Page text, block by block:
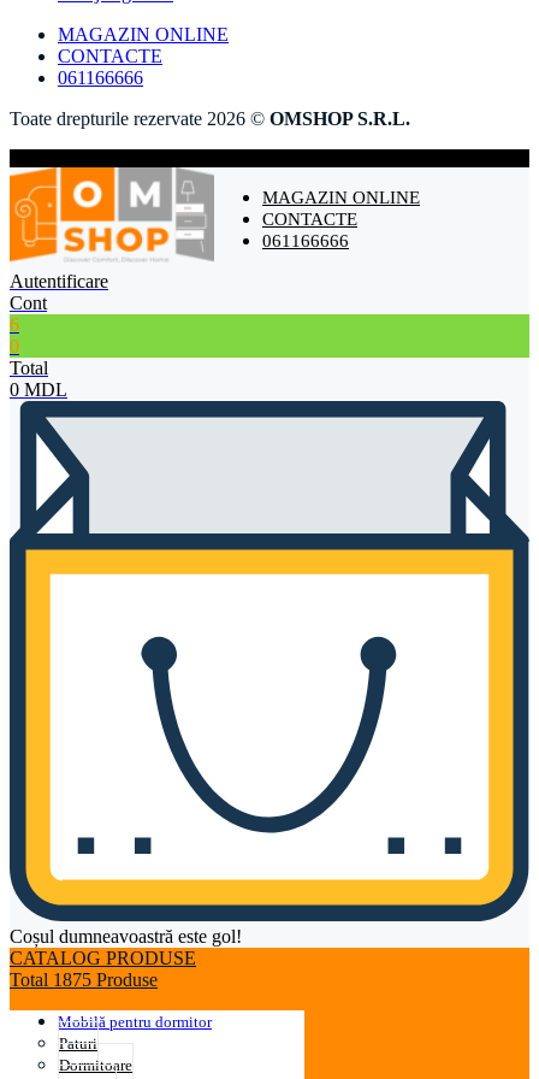
MAGAZIN ONLINE
CONTACTE
061166666
Toate drepturile rezervate 2026 © OMSHOP S.R.L.
MAGAZIN ONLINE
CONTACTE
061166666
Autentificare
Cont
6
0
Total
0 MDL
Coșul dumneavoastră este gol!
CATALOG PRODUSE
Total 1875 Produse
Mobilă pentru dormitor
Paturi
Dormitoare